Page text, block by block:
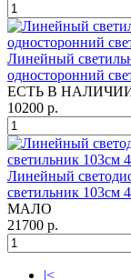
Линейный
односторонний
ЕСТЬ В
10200 р.
Линейный
светильник 103см
МАЛО
21700 р.
|<